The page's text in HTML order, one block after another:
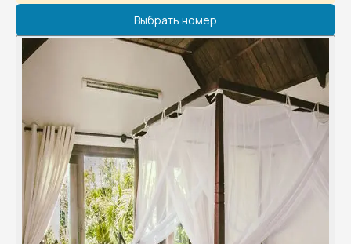
Выбрать номер